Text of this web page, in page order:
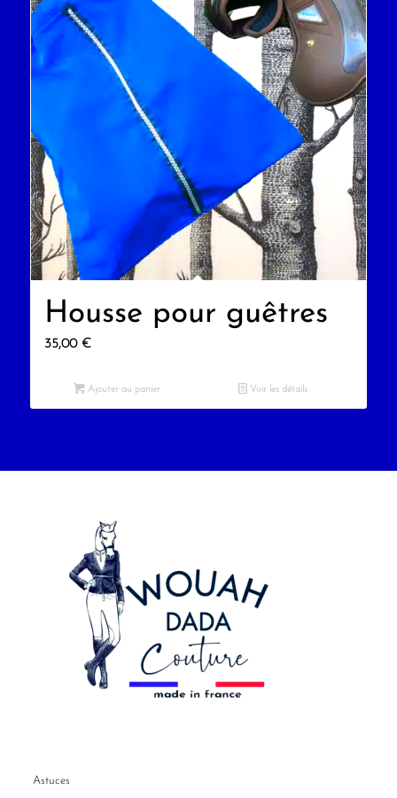
Housse pour guêtres
35,00 €
Ajouter au panier Voir les détails
Astuces